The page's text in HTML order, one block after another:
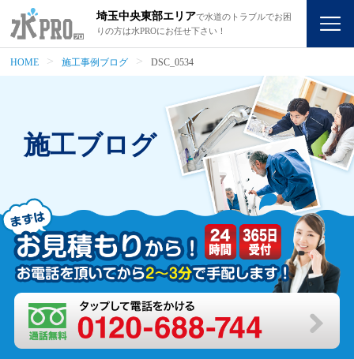
埼玉中央東部エリアで水道のトラブルでお困
りの方は水PROにお任せ下さい！
HOME 施工事例ブログ DSC_0534
施工ブログ